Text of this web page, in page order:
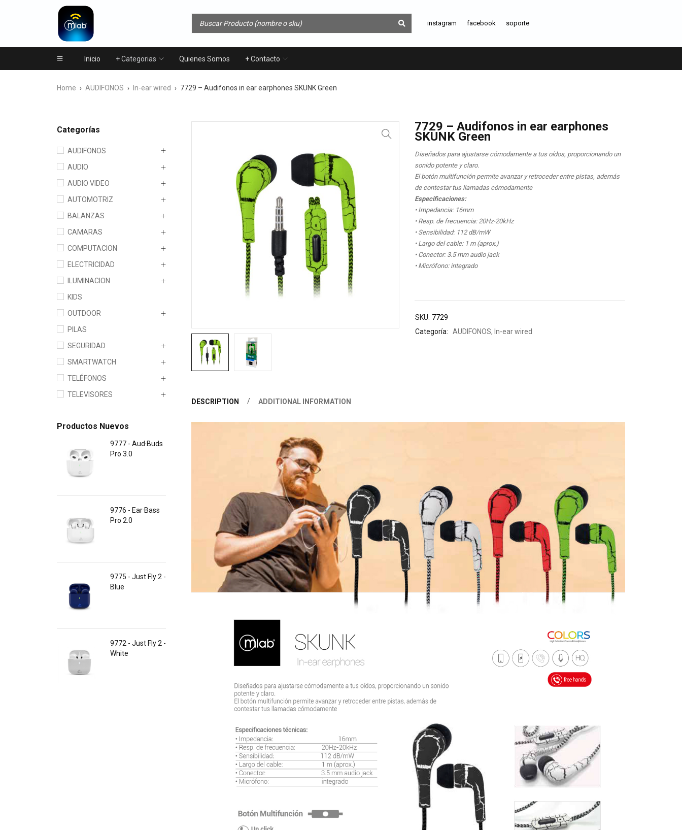
instagram facebook soporte
Inicio + Categorias Quienes Somos + Contacto
Home › AUDIFONOS › In-ear wired › 7729 – Audifonos in ear earphones SKUNK Green
Categorías
AUDIFONOS
AUDIO
AUDIO VIDEO
AUTOMOTRIZ
BALANZAS
CAMARAS
COMPUTACION
ELECTRICIDAD
ILUMINACION
KIDS
OUTDOOR
PILAS
SEGURIDAD
SMARTWATCH
TELÉFONOS
TELEVISORES
Productos Nuevos
9777 - Aud·Buds
Pro 3.0
9776 - Ear·Bass
Pro 2.0
9775 - Just Fly 2 -
Blue
9772 - Just Fly 2 -
White
7729 – Audifonos in ear earphones
SKUNK Green
Diseñados para ajustarse cómodamente a tus oídos, proporcionando un
sonido potente y claro.
El botón multifunción permite avanzar y retroceder entre pistas, además
de contestar tus llamadas cómodamente
Especificaciones:
• Impedancia: 16mm
• Resp. de frecuencia: 20Hz-20kHz
• Sensibilidad: 112 dB/mW
• Largo del cable: 1 m (aprox.)
• Conector: 3.5 mm audio jack
• Micrófono: integrado
SKU: 7729
Categoría:
AUDIFONOS, In-ear wired
DESCRIPTION ADDITIONAL INFORMATION